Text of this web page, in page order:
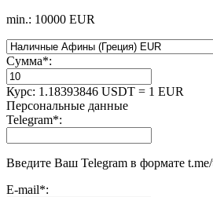
min.: 10000 EUR
Сумма*:
Курс: 1.18393846 USDT = 1 EUR
Персональные данные
Telegram*:
Введите Ваш Telegram в формате t.me/
E-mail*: